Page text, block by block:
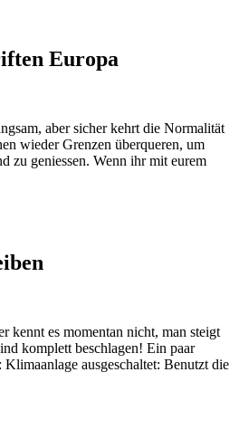
Europa
aber sicher kehrt die Normalität
wieder Grenzen überqueren, um
zu geniessen. Wenn ihr mit eurem
kennt es momentan nicht, man steigt
komplett beschlagen! Ein paar
ausgeschaltet: Benutzt die